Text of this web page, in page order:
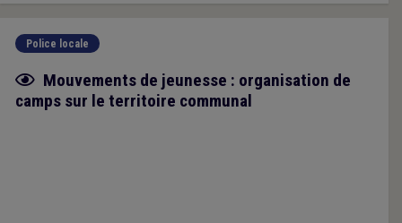
Police locale
Fiche focus
Mouvements de jeunesse : organisation de
camps sur le territoire communal